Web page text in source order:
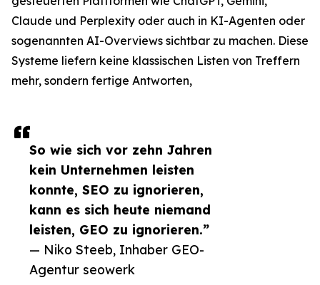
So wie sich vor zehn Jahren
kein Unternehmen leisten
konnte, SEO zu ignorieren,
kann es sich heute niemand
leisten, GEO zu ignorieren.”
— Niko Steeb, Inhaber GEO-
Agentur seowerk
Claude und Perplexity oder auch in KI-Agenten oder
sogenannten AI-Overviews sichtbar zu machen. Diese
Systeme liefern keine klassischen Listen von Treffern
mehr, sondern fertige Antworten,